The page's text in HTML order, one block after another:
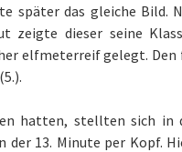
später das gleiche Bild.
dieser seine
elfmeterreif gelegt.
hatten, stellten sich in
der 13. Minute per Kopf.